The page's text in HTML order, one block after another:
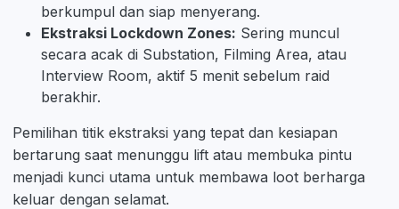
berkumpul dan siap menyerang.
Ekstraksi Lockdown Zones: Sering muncul
secara acak di Substation, Filming Area, atau
Interview Room, aktif 5 menit sebelum raid
berakhir.
Pemilihan titik ekstraksi yang tepat dan kesiapan
bertarung saat menunggu lift atau membuka pintu
menjadi kunci utama untuk membawa loot berharga
keluar dengan selamat.